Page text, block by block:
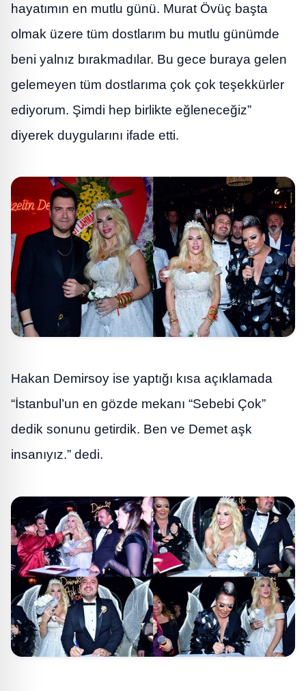
hayatımın en mutlu günü. Murat Övüç başta
olmak üzere tüm dostlarım bu mutlu günümde
beni yalnız bırakmadılar. Bu gece buraya gelen
gelemeyen tüm dostlarıma çok çok teşekkürler
ediyorum. Şimdi hep birlikte eğleneceğiz”
diyerek duygularını ifade etti.
Hakan Demirsoy ise yaptığı kısa açıklamada
“İstanbul’un en gözde mekanı “Sebebi Çok”
dedik sonunu getirdik. Ben ve Demet aşk
insanıyız.” dedi.